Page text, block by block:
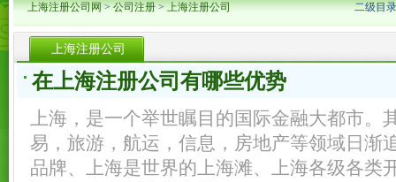
上海注册公司网>公司注册>上海注册公司 二级目录
上海注册公司
在上海注册公司有哪些优势
上海，是一个举世瞩目的国际金融大都市。
易，旅游，航运，信息，房地产等领域日渐
品牌、上海是世界的上海滩、上海各级各类